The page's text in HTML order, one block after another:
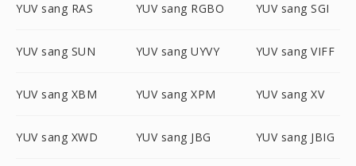
YUV sang RAS YUV sang RGBO YUV sang SGI
YUV sang SUN YUV sang UYVY YUV sang VIFF
YUV sang XBM YUV sang XPM YUV sang XV
YUV sang XWD YUV sang JBG YUV sang JBIG